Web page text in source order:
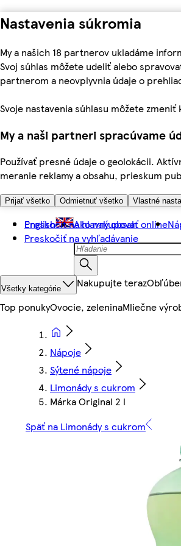
Nastavenia súkromia
My a našich 18 partnerov ukladáme
Svoj súhlas môžete udeliť alebo
partnerom a neovplyvnia údaje o
Svoje nastavenia súhlasu môžete
My a naši partneri spracúvame
Používať presné údaje o geolokácii.
meranie reklamy a obsahu, prieskum
Prijať všetko Odmietnuť všetko Vlastné
Preskočiť na hlavný obsah
Preskočiť na vyhľadávanie
English Ako nakupovať online
Všetky kategórie Nakupujte teraz
Top ponukyOvocie, zeleninaMliečne
Nápoje
Sýtené nápoje
Limonády s cukrom
Márka Original 2 l
Späť na Limonády s cukrom